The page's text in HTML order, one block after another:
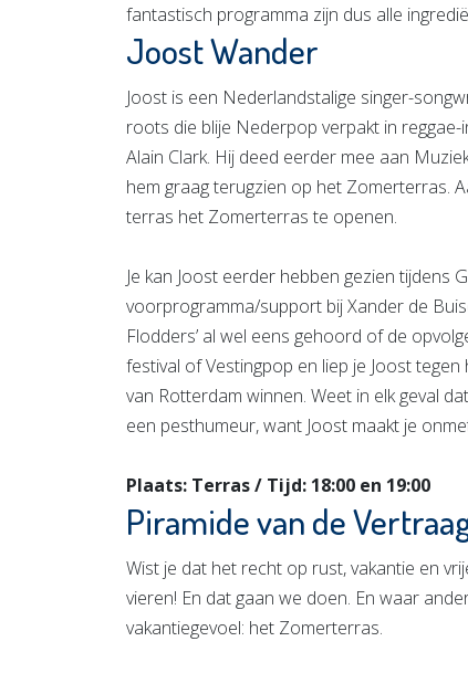
fantastisch programma zijn dus alle
Joost Wander
Joost is een Nederlandstalige singer-
roots die blije Nederpop verpakt in
Alain Clark. Hij deed eerder mee aan
hem graag terugzien op het Zomerterras.
terras het Zomerterras te openen.
Je kan Joost eerder hebben gezien tijdens
voorprogramma/support bij Xander de
Flodders’ al wel eens gehoord of de
festival of Vestingpop en liep je Joost
van Rotterdam winnen. Weet in elk geval
een pesthumeur, want Joost maakt je
Plaats: Terras / Tijd: 18:00 en 19:00
Piramide van de
Wist je dat het recht op rust, vakantie en
vieren! En dat gaan we doen. En waar
vakantiegevoel: het Zomerterras.